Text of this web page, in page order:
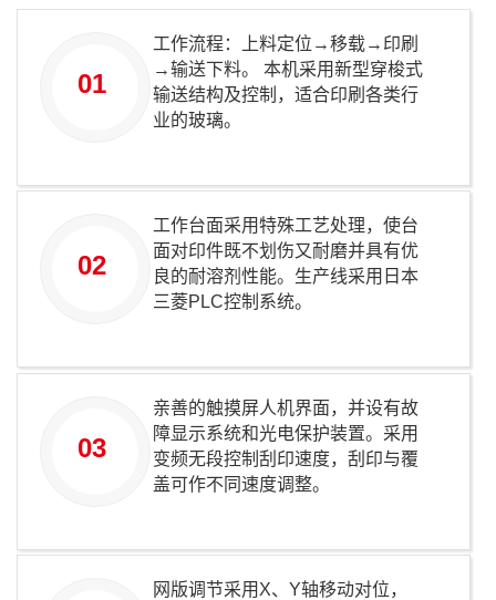
01
工作流程：上料定位→移载→印刷
→输送下料。 本机采用新型穿梭式
输送结构及控制，适合印刷各类行
业的玻璃。
02
工作台面采用特殊工艺处理，使台
面对印件既不划伤又耐磨并具有优
良的耐溶剂性能。生产线采用日本
三菱PLC控制系统。
03
亲善的触摸屏人机界面，并设有故
障显示系统和光电保护装置。采用
变频无段控制刮印速度，刮印与覆
盖可作不同速度调整。
网版调节采用X、Y轴移动对位，